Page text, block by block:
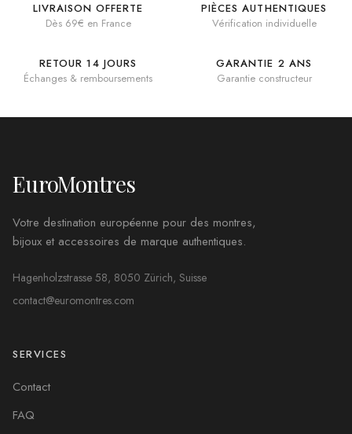
LIVRAISON OFFERTE
Dès 69€ en France
PIÈCES AUTHENTIQUES
Vérification individuelle
RETOUR 14 JOURS
Échanges & remboursements
GARANTIE 2 ANS
Garantie constructeur
EuroMontres
Votre destination européenne pour des montres,
bijoux et accessoires de marque authentiques.
Hagenholzstrasse 58, 8050 Zürich, Suisse
contact@euromontres.com
SERVICES
Contact
FAQ